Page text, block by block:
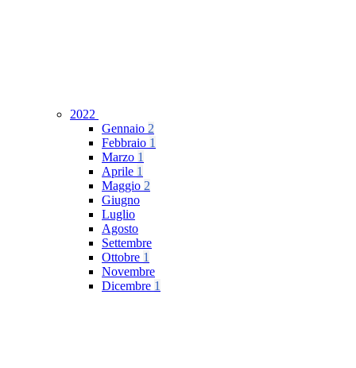
2022
Gennaio 2
Febbraio 1
Marzo 1
Aprile 1
Maggio 2
Giugno
Luglio
Agosto
Settembre
Ottobre 1
Novembre
Dicembre 1